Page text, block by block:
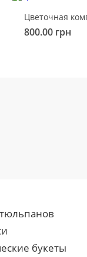
Цветочная
800.00 грн
букеты